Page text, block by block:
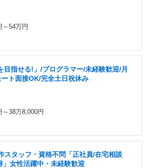
～54万円
目指せる!」/プログラマー/未経験歓迎/月
ト面接OK/完全土日祝休み
～38万8,000円
スタッフ・資格不問「正社員/在宅相談
」女性活躍中・未経験歓迎